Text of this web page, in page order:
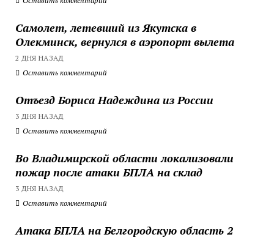
Самолет, летевший из Якутска в
Олекминск, вернулся в аэропорт вылета
2 ДНЯ НАЗАД
Оставить комментарий
Отъезд Бориса Надеждина из России
3 ДНЯ НАЗАД
Оставить комментарий
Во Владимирской области локализовали
пожар после атаки БПЛА на склад
3 ДНЯ НАЗАД
Оставить комментарий
Атака БПЛА на Белгородскую область 2